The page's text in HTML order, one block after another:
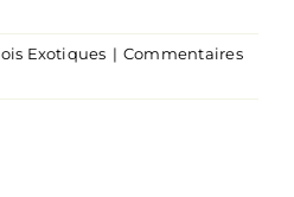
Exotiques | Commentaires